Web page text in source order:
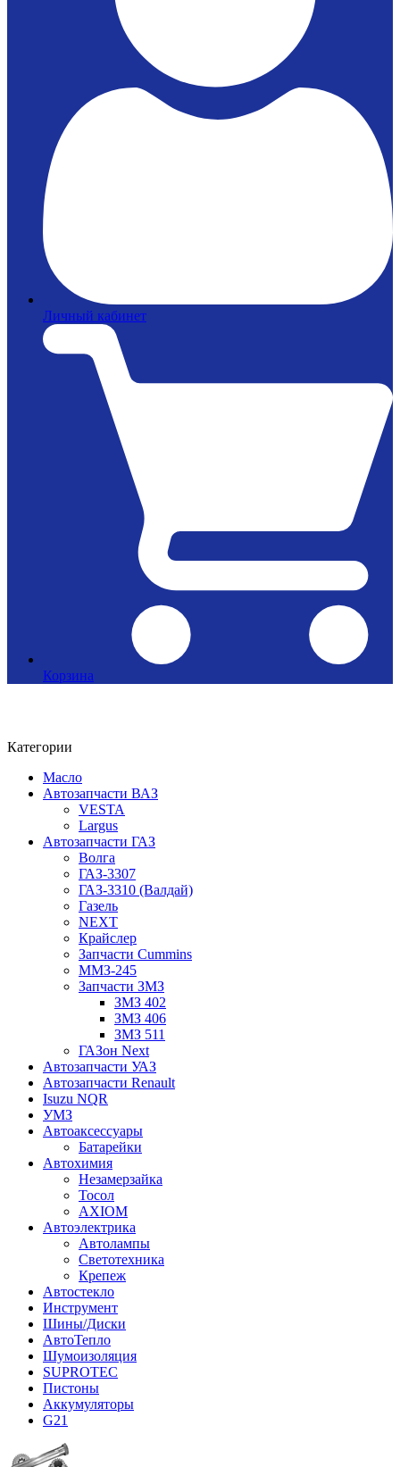
Личный кабинет
Корзина
Категории
Масло
Автозапчасти ВАЗ
VESTA
Largus
Автозапчасти ГАЗ
Волга
ГАЗ-3307
ГАЗ-3310 (Валдай)
Газель
NEXT
Крайслер
Запчасти Cummins
ММЗ-245
Запчасти ЗМЗ
ЗМЗ 402
ЗМЗ 406
ЗМЗ 511
ГАЗон Next
Автозапчасти УАЗ
Автозапчасти Renault
Isuzu NQR
УМЗ
Автоаксессуары
Батарейки
Автохимия
Незамерзайка
Тосол
AXIOM
Автоэлектрика
Автолампы
Светотехника
Крепеж
Автостекло
Инструмент
Шины/Диски
АвтоТепло
Шумоизоляция
SUPROTEC
Пистоны
Аккумуляторы
G21